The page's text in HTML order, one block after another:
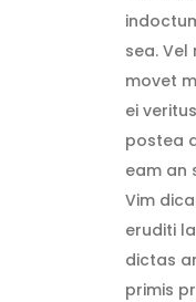
sea.
movet
ei
postea
eam an
Vim
eruditi
dictas
primis